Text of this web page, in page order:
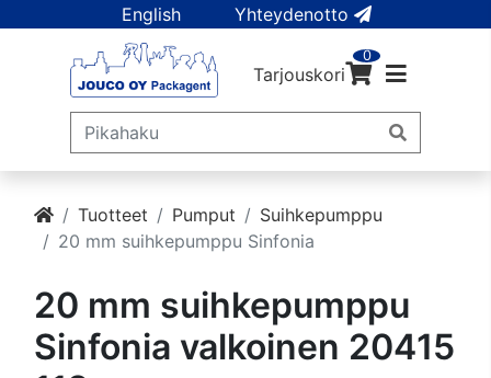
English Yhteydenotto
Tarjouskori
0
Tuotteet Pumput
Suihkepumppu
20 mm suihkepumppu Sinfonia
20 mm suihkepumppu
Sinfonia valkoinen 20415